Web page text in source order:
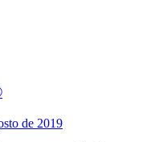
de 2019